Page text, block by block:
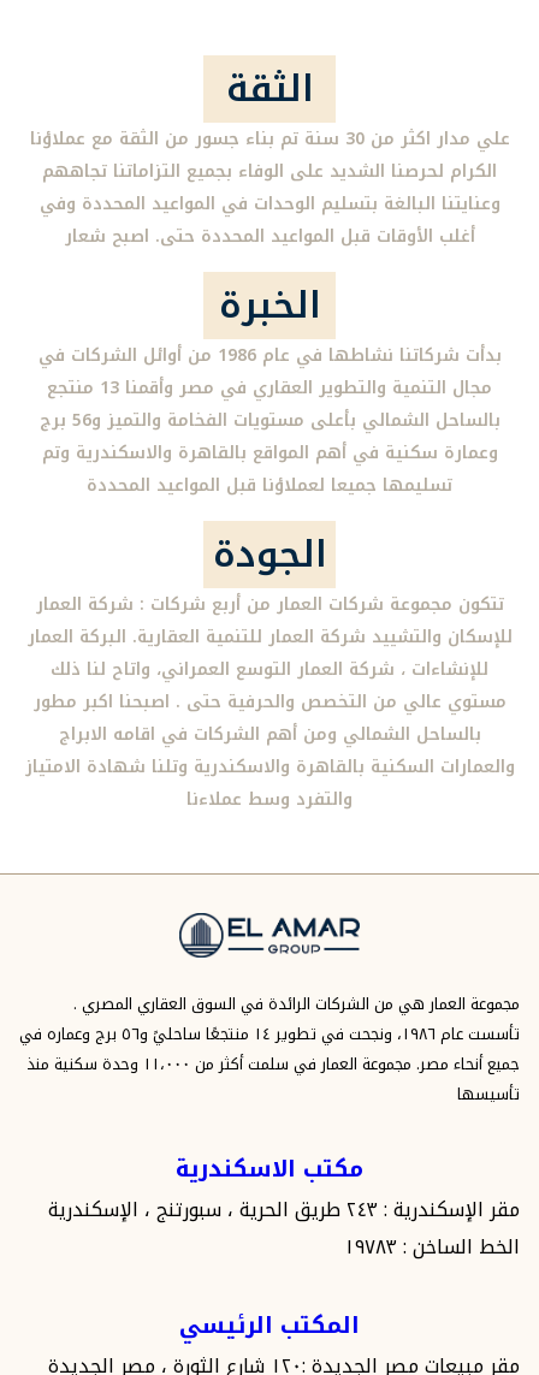
الثقة
علي مدار اكثر من 30 سنة تم بناء جسور من الثقة مع عملاؤنا
الكرام لحرصنا الشديد على الوفاء بجميع التزاماتنا تجاههم
وعنايتنا البالغة بتسليم الوحدات في المواعيد المحددة وفي
أغلب الأوقات قبل المواعيد المحددة حتى. اصبح شعار
الخبرة
بدأت شركاتنا نشاطها في عام 1986 من أوائل الشركات في
مجال التنمية والتطوير العقاري في مصر وأقمنا 13 منتجع
بالساحل الشمالي بأعلى مستويات الفخامة والتميز و56 برج
وعمارة سكنية في أهم المواقع بالقاهرة والاسكندرية وتم
تسليمها جميعا لعملاؤنا قبل المواعيد المحددة
الجودة
تتكون مجموعة شركات العمار من أربع شركات : شركة العمار
للإسكان والتشييد شركة العمار للتنمية العقارية. البركة العمار
للإنشاءات ، شركة العمار التوسع العمراني، واتاح لنا ذلك
مستوي عالي من التخصص والحرفية حتى . اصبحنا اكبر مطور
بالساحل الشمالي ومن أهم الشركات في اقامه الابراج
والعمارات السكنية بالقاهرة والاسكندرية وتلنا شهادة الامتياز
والتفرد وسط عملاءنا
مجموعة العمار هي من الشركات الرائدة في السوق العقاري المصري .
تأسست عام ١٩٨٦، ونجحت في تطوير ١٤ منتجعًا ساحليً و٥٦ برج وعماره في
جميع أنحاء مصر. مجموعة العمار في سلمت أكثر من ١١،٠٠٠ وحدة سكنية منذ
تأسيسها
مكتب الاسكندرية
مقر الإسكندرية : ٢٤٣ طريق الحرية ، سبورتنج ، الإسكندرية
الخط الساخن : ١٩٧٨٣
المكتب الرئيسي
مقر مبيعات مصر الجديدة :١٢٠ شارع الثورة ، مصر الجديدة